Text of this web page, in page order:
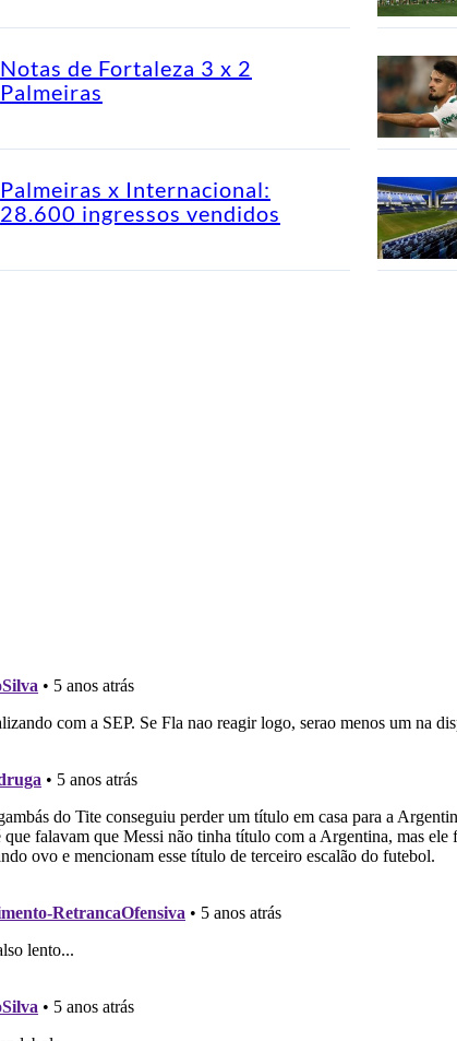
Notas de Fortaleza 3 x 2
Palmeiras
Palmeiras x Internacional:
28.600 ingressos vendidos